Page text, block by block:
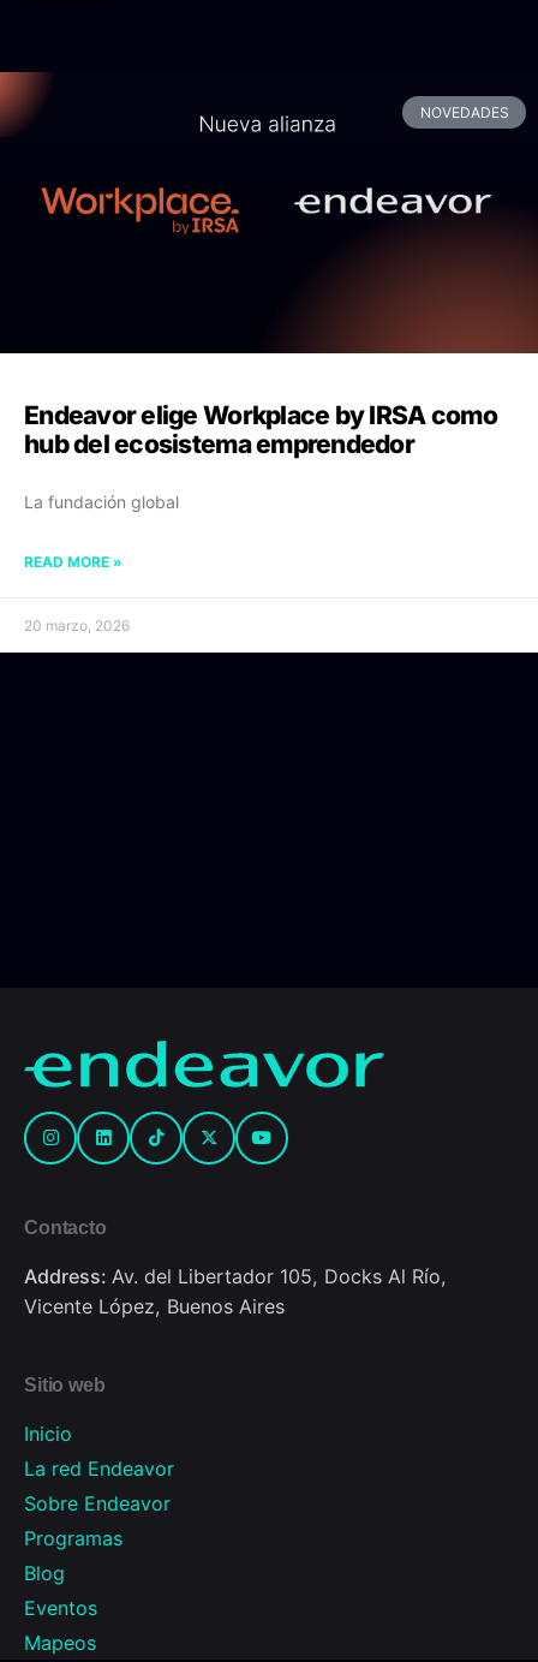
NOVEDADES
Endeavor elige Workplace by IRSA como
hub del ecosistema emprendedor
La fundación global
READ MORE »
20 marzo, 2026
Contacto
Address: Av. del Libertador 105, Docks Al Río,
Vicente López, Buenos Aires
Sitio web
Inicio
La red Endeavor
Sobre Endeavor
Programas
Blog
Eventos
Mapeos